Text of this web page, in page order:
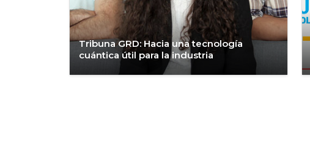
Tribuna GRD: Hacia una tecnología
cuántica útil para la industria